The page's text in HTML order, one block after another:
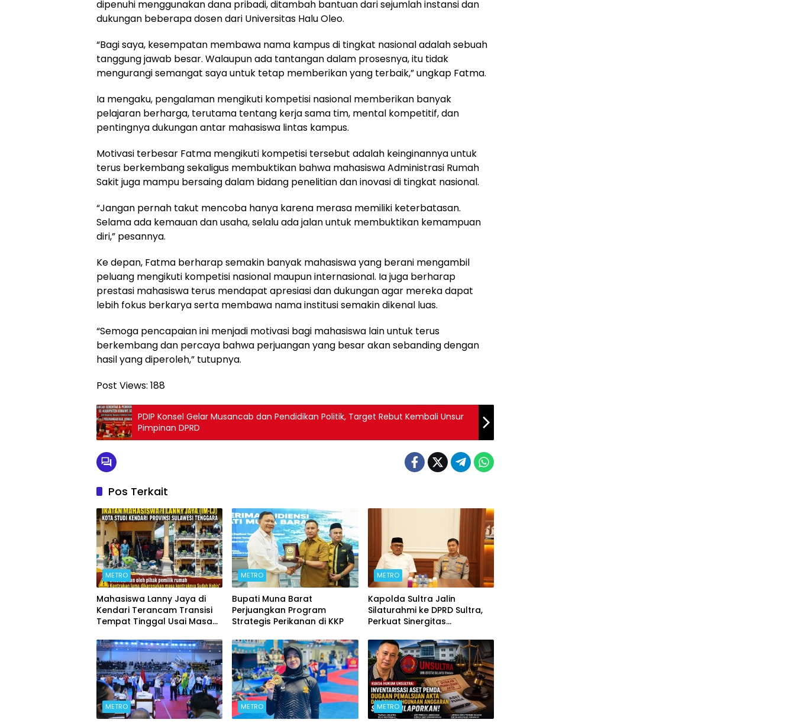
dipenuhi menggunakan dana pribadi, ditambah bantuan dari sejumlah instansi dan
dukungan beberapa dosen dari Universitas Halu Oleo.
‎“Bagi saya, kesempatan membawa nama kampus di tingkat nasional adalah sebuah
tanggung jawab besar. Walaupun ada tantangan dalam prosesnya, itu tidak
mengurangi semangat saya untuk tetap memberikan yang terbaik,” ungkap Fatma.
‎Ia mengaku, pengalaman mengikuti kompetisi nasional memberikan banyak
pelajaran berharga, terutama tentang kerja sama tim, mental kompetitif, dan
pentingnya dukungan antar mahasiswa lintas kampus.
‎Motivasi terbesar Fatma mengikuti kompetisi tersebut adalah keinginannya untuk
terus berkembang sekaligus membuktikan bahwa mahasiswa Administrasi Rumah
Sakit juga mampu bersaing dalam bidang penelitian dan inovasi di tingkat nasional.
‎“Jangan pernah takut mencoba hanya karena merasa memiliki keterbatasan.
Selama ada kemauan dan usaha, selalu ada jalan untuk membuktikan kemampuan
diri,” pesannya.
‎Ke depan, Fatma berharap semakin banyak mahasiswa yang berani mengambil
peluang mengikuti kompetisi nasional maupun internasional. Ia juga berharap
prestasi mahasiswa terus mendapat apresiasi dan dukungan agar mereka dapat
lebih fokus berkarya serta membawa nama institusi semakin dikenal luas.
‎“Semoga pencapaian ini menjadi motivasi bagi mahasiswa lain untuk terus
berkembang dan percaya bahwa perjuangan yang besar akan sebanding dengan
hasil yang diperoleh,” tutupnya.
Post Views: 188
PDIP Konsel Gelar Musancab dan Pendidikan Politik, Target Rebut Kembali Unsur
Pimpinan DPRD
Pos Terkait
METRO
Mahasiswa Lanny Jaya di
Kendari Terancam Transisi
Tempat Tinggal Usai Masa
METRO
Bupati Muna Barat
Perjuangkan Program
Strategis Perikanan di KKP
METRO
Kapolda Sultra Jalin
Silaturahmi ke DPRD Sultra,
Perkuat Sinergitas
Daerah
METRO METRO METRO